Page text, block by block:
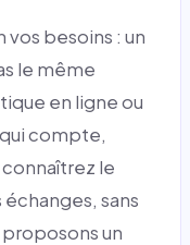
vos besoins : un
le même
en ligne ou
compte,
le
sans
un